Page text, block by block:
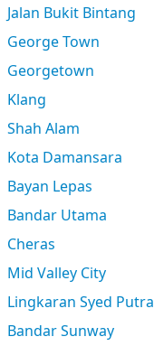
Jalan Bukit Bintang
George Town
Georgetown
Klang
Shah Alam
Kota Damansara
Bayan Lepas
Bandar Utama
Cheras
Mid Valley City
Lingkaran Syed Putra
Bandar Sunway